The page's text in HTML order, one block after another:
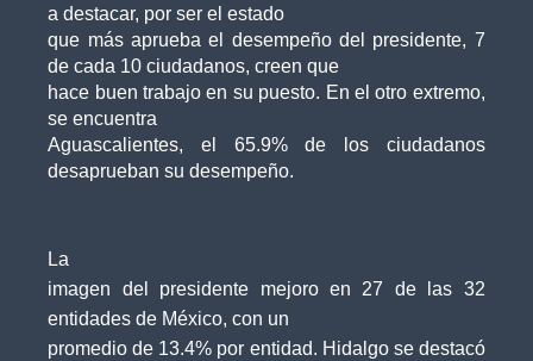
a destacar, por ser el estado
que más aprueba el desempeño del presidente, 7
de cada 10 ciudadanos, creen que
hace buen trabajo en su puesto. En el otro extremo,
se encuentra
Aguascalientes, el 65.9% de los ciudadanos
desaprueban su desempeño.
La
imagen del presidente mejoro en 27 de las 32
entidades de México, con un
promedio de 13.4% por entidad. Hidalgo se destacó